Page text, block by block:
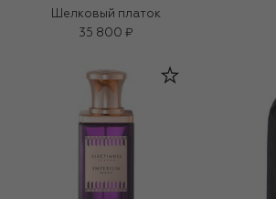
Шелковый платок
35 800 ₽